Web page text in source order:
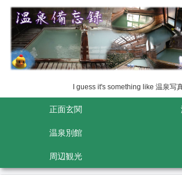
I guess it's something like 温泉写
正面玄関
温泉別館
周辺観光